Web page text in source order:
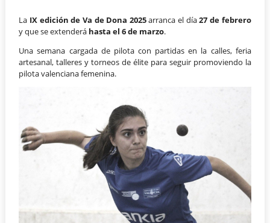
La IX edición de Va de Dona 2025arranca el día27 de febrero
y que se extenderá hasta el6 de marzo.
Una semana cargada de pilota con partidas en la calles, feria
artesanal, talleres y torneos de élite para seguir promoviendo la
pilota valenciana femenina.